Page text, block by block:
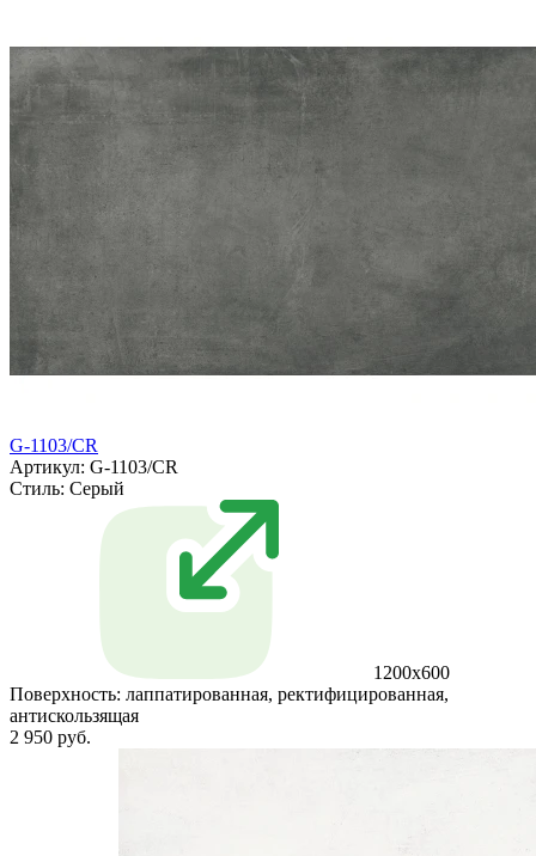
G-1103/CR
Артикул: G-1103/CR
Стиль: Серый
1200x600
Поверхность: лаппатированная, ректифицированная,
антискользящая
2 950 руб.